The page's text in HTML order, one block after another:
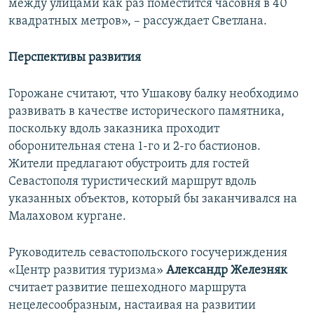
между улицами как раз поместится часовня в 40
квадратных метров», – рассуждает Светлана.
Перспективы развития
Горожане считают, что Ушакову балку необходимо
развивать в качестве исторического памятника,
поскольку вдоль заказника проходит
оборонительная стена 1-го и 2-го бастионов.
Жители предлагают обустроить для гостей
Севастополя туристический маршрут вдоль
указанных объектов, который бы заканчивался на
Малаховом кургане.
Руководитель севастопольского госучериждения
«Центр развития туризма» Александр Железняк
считает развитие пешеходного маршрута
нецелесообразным, настаивая на развитии